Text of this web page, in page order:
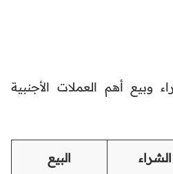
وبيع أهم العملات الأجنبية
الشراء البيع